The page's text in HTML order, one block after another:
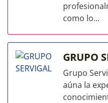
como lo...
GRUPO
Grupo
aúna la